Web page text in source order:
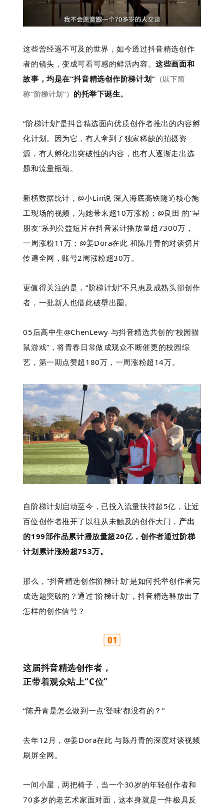
这些曾经遥不可及的世界，如今透过抖音精选创作
者的镜头，变成可看可感的鲜活内容。这些画面和
故事，均是在“抖音精选创作阶梯计划” （以下简
称“阶梯计划”） 的托举下诞生。
“阶梯计划”是抖音精选面向优质创作者推出的内容孵
化计划。因为它，有人拿到了独家稀缺的拍摄资
源，有人孵化出突破性的内容，也有人逐渐走出选
题和流量瓶颈。
新榜数据统计，@小Lin说 深入海底高铁隧道核心施
工现场的视频，为她带来超10万涨粉；@良田 的“星
朋友”系列公益短片在抖音累计播放量超7300万，
一周涨粉11万；@姜Dora在此 和陈丹青的对谈切片
传遍全网，账号2周涨粉超30万。
更值得关注的是，“阶梯计划”不只惠及成熟头部创作
者，一批新人也借此破壁出圈。
05后高中生@ChenLewy 与抖音精选共创的“校园猫
鼠游戏”，将青春日常做成观众不断催更的校园综
艺，第一期点赞超180万，一周涨粉超14万。
自阶梯计划启动至今，已投入流量扶持超5亿，让近
百位创作者推开了以往从未触及的创作大门， 产出
的199部作品累计播放量超20亿，创作者通过阶梯
计划累计涨粉超753万。
那么，“抖音精选创作阶梯计划”是如何托举创作者完
成选题突破的？通过“阶梯计划”，抖音精选释放出了
怎样的创作信号？
这届抖音精选创作者，
正带着观众站上“C位”
“陈丹青是怎么做到一点‘登味’都没有的？”
去年12月，@姜Dora在此 与陈丹青的深度对谈视频
刷屏全网。
一间小屋，两把椅子，当一个30岁的年轻创作者和
70多岁的老艺术家面对面，这本身就是一件极具反